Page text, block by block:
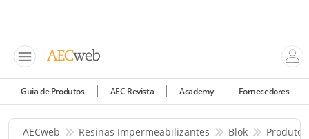
Guia de Produtos AEC Revista Academy Fornecedores
AECweb Resinas Impermeabilizantes Blok Produtos